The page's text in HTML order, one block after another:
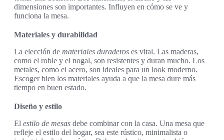
dimensiones son importantes. Influyen en cómo se ve y
funciona la mesa.
Materiales y durabilidad
La elección de materiales duraderos es vital. Las maderas,
como el roble y el nogal, son resistentes y duran mucho. Los
metales, como el acero, son ideales para un look moderno.
Escoger bien los materiales ayuda a que la mesa dure más
tiempo en buen estado.
Diseño y estilo
El estilo de mesas debe combinar con la casa. Una mesa que
refleje el estilo del hogar, sea este rústico, minimalista o